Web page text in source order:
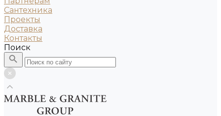
Сантехника
Проекты
Доставка
Контакты
Поиск